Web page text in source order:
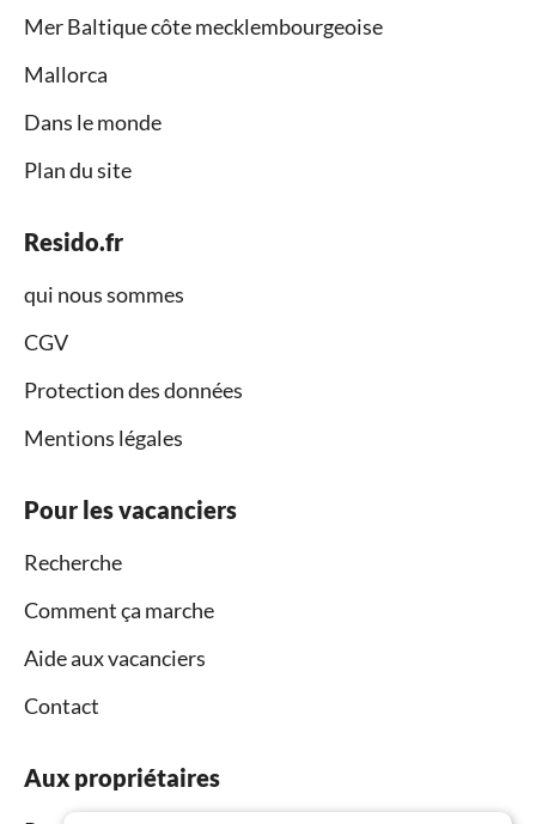
Mer Baltique côte mecklembourgeoise
Mallorca
Dans le monde
Plan du site
Resido.fr
qui nous sommes
CGV
Protection des données
Mentions légales
Pour les vacanciers
Recherche
Comment ça marche
Aide aux vacanciers
Contact
Aux propriétaires